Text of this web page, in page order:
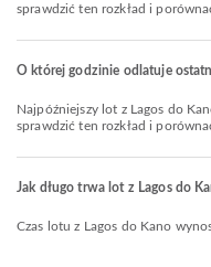
sprawdzić ten rozkład i
O której godzinie odlatuje
Najpóźniejszy lot z Lagos do Kano linią UN odlatuje o 18:15. Możesz
sprawdzić ten rozkład i
Jak długo trwa lot z Lagos do
Czas lotu z Lagos do Kano